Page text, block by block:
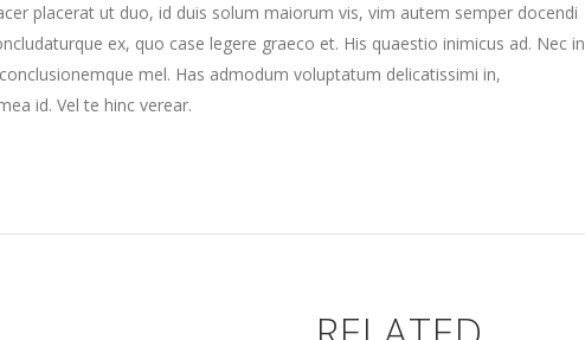
placerat ut duo, id duis solum maiorum vis, vim autem semper docendi
ex, quo case legere graeco et. His quaestio inimicus ad. Nec in
mel. Has admodum voluptatum delicatissimi in,
id. Vel te hinc verear.